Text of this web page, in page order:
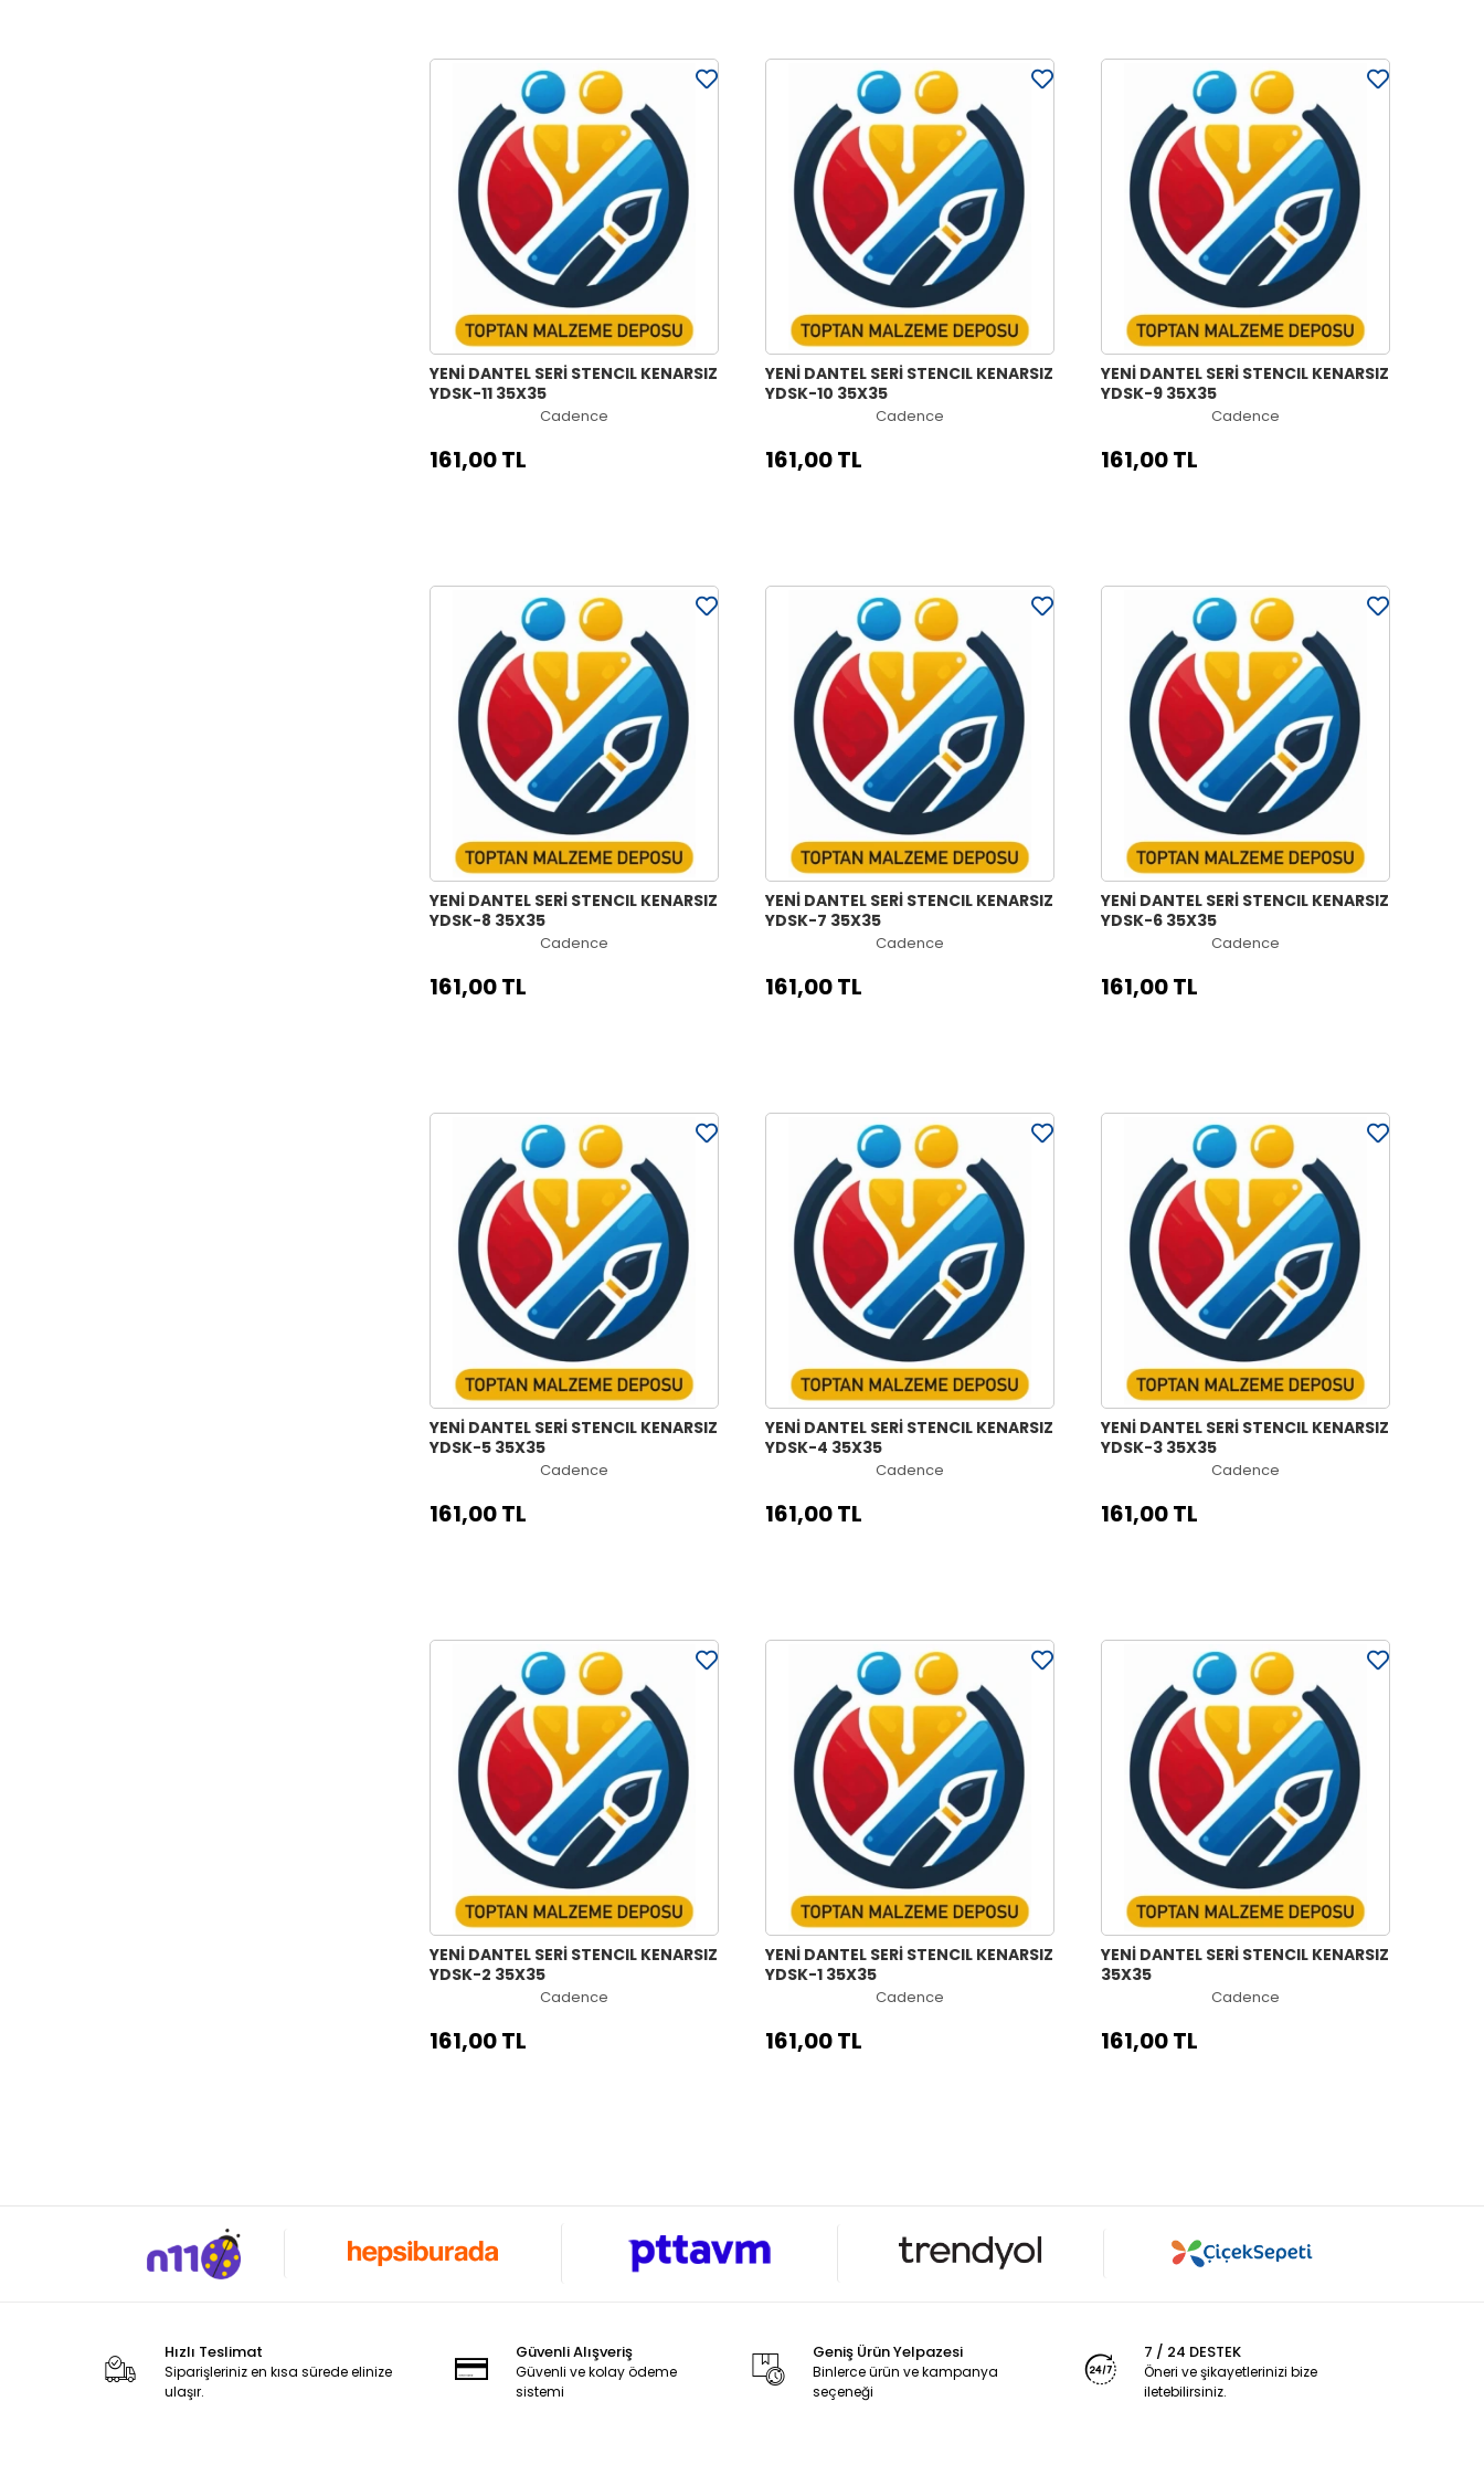
YENİ DANTEL SERİ STENCIL KENARSIZ
YDSK-11 35X35
Cadence
161,00 TL
YENİ DANTEL SERİ STENCIL KENARSIZ
YDSK-10 35X35
Cadence
161,00 TL
YENİ DANTEL SERİ STENCIL KENARSIZ
YDSK-9 35X35
Cadence
161,00 TL
YENİ DANTEL SERİ STENCIL KENARSIZ
YDSK-8 35X35
Cadence
161,00 TL
YENİ DANTEL SERİ STENCIL KENARSIZ
YDSK-7 35X35
Cadence
161,00 TL
YENİ DANTEL SERİ STENCIL KENARSIZ
YDSK-6 35X35
Cadence
161,00 TL
YENİ DANTEL SERİ STENCIL KENARSIZ
YDSK-5 35X35
Cadence
161,00 TL
YENİ DANTEL SERİ STENCIL KENARSIZ
YDSK-4 35X35
Cadence
161,00 TL
YENİ DANTEL SERİ STENCIL KENARSIZ
YDSK-3 35X35
Cadence
161,00 TL
YENİ DANTEL SERİ STENCIL KENARSIZ
YDSK-2 35X35
Cadence
161,00 TL
YENİ DANTEL SERİ STENCIL KENARSIZ
YDSK-1 35X35
Cadence
161,00 TL
YENİ DANTEL SERİ STENCIL KENARSIZ
35X35
Cadence
161,00 TL
Hızlı Teslimat
Siparişleriniz en kısa sürede elinize
ulaşır.
Güvenli Alışveriş
Güvenli ve kolay ödeme
sistemi
Geniş Ürün Yelpazesi
Binlerce ürün ve kampanya
seçeneği
7 / 24 DESTEK
Öneri ve şikayetlerinizi bize
iletebilirsiniz.